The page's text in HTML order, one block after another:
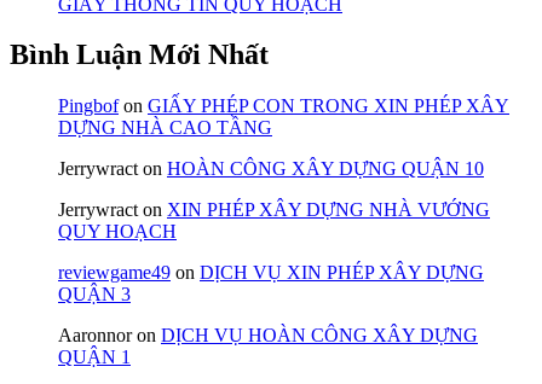
Bình Luận Mới Nhất
Pingbofon GIẤY PHÉP CON TRONG XIN PHÉP XÂY
DỰNG NHÀ CAO TẦNG
Jerrywract on HOÀN CÔNG XÂY DỰNG QUẬN 10
Jerrywract on XIN PHÉP XÂY DỰNG NHÀ VƯỚNG
QUY HOẠCH
reviewgame49 on DỊCH VỤ XIN PHÉP XÂY DỰNG
QUẬN 3
Aaronnoron DỊCH VỤ HOÀN CÔNG XÂY DỰNG
QUẬN 1